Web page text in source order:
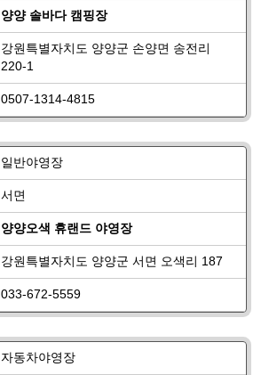
양양 솔바다 캠핑장
강원특별자치도 양양군 손양면 송전리
220-1
0507-1314-4815
일반야영장
서면
양양오색 휴랜드 야영장
강원특별자치도 양양군 서면 오색리 187
033-672-5559
자동차야영장